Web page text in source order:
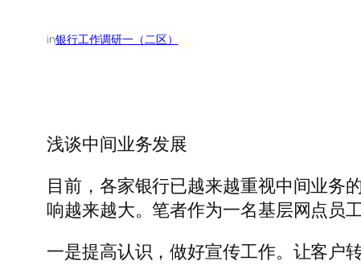
in银行工作调研一（二区）
浅谈中间业务发展
目前，各家银行已越来越重视中间业务
响越来越大。笔者作为一名基层网点员
一是提高认识，做好宣传工作。让客户